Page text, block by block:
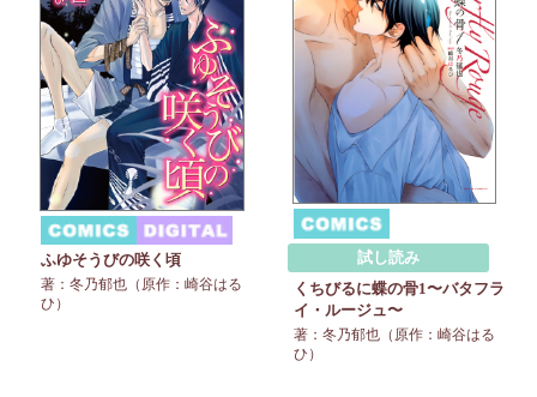
ふゆそうびの咲く頃
著：冬乃郁也（原作：崎谷はる
ひ）
試し読み
くちびるに蝶の骨1〜バタフラ
イ・ルージュ〜
著：冬乃郁也（原作：崎谷はる
ひ）